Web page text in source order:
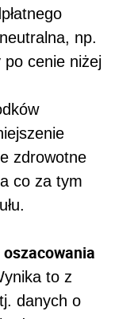
np.
po cenie niżej
zdrowotne
co za tym
to z
danych o